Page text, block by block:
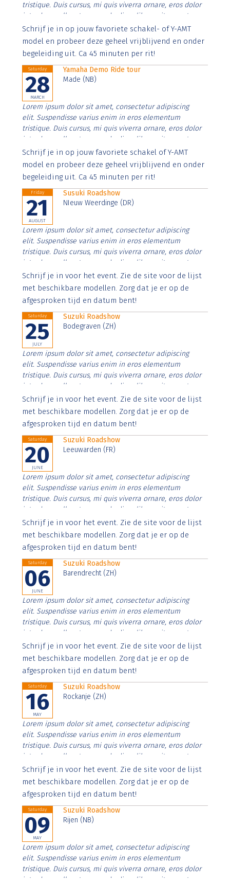
tristique. Duis cursus, mi quis viverra ornare, eros dolor
interdum nulla, ut commodo diam libero vitae erat.
Aenean faucibus nibh et justo cursus id rutrum lorem
imperdiet. Nunc ut sem vitae risus tristique posuere.
Schrijf je in op jouw favoriete schakel- of Y-AMT
model en probeer deze geheel vrijblijvend en onder
begeleiding uit. Ca 45 minuten per rit!
Saturday
28
MARCH
Yamaha Demo Ride tour
Made (NB)
Lorem ipsum dolor sit amet, consectetur adipiscing
elit. Suspendisse varius enim in eros elementum
tristique. Duis cursus, mi quis viverra ornare, eros dolor
interdum nulla, ut commodo diam libero vitae erat.
Aenean faucibus nibh et justo cursus id rutrum lorem
imperdiet. Nunc ut sem vitae risus tristique posuere.
Schrijf je in op jouw favoriete schakel of Y-AMT
model en probeer deze geheel vrijblijvend en onder
begeleiding uit. Ca 45 minuten per rit!
Friday
21
AUGUST
Susuki Roadshow
NIeuw Weerdinge (DR)
Lorem ipsum dolor sit amet, consectetur adipiscing
elit. Suspendisse varius enim in eros elementum
tristique. Duis cursus, mi quis viverra ornare, eros dolor
interdum nulla, ut commodo diam libero vitae erat.
Aenean faucibus nibh et justo cursus id rutrum lorem
imperdiet. Nunc ut sem vitae risus tristique posuere.
Schrijf je in voor het event. Zie de site voor de lijst
met beschikbare modellen. Zorg dat je er op de
afgesproken tijd en datum bent!
Saturday
25
JULY
Suzuki Roadshow
Bodegraven (ZH)
Lorem ipsum dolor sit amet, consectetur adipiscing
elit. Suspendisse varius enim in eros elementum
tristique. Duis cursus, mi quis viverra ornare, eros dolor
interdum nulla, ut commodo diam libero vitae erat.
Aenean faucibus nibh et justo cursus id rutrum lorem
imperdiet. Nunc ut sem vitae risus tristique posuere.
Schrijf je in voor het event. Zie de site voor de lijst
met beschikbare modellen. Zorg dat je er op de
afgesproken tijd en datum bent!
Saturday
20
JUNE
Suzuki Roadshow
Leeuwarden (FR)
Lorem ipsum dolor sit amet, consectetur adipiscing
elit. Suspendisse varius enim in eros elementum
tristique. Duis cursus, mi quis viverra ornare, eros dolor
interdum nulla, ut commodo diam libero vitae erat.
Aenean faucibus nibh et justo cursus id rutrum lorem
imperdiet. Nunc ut sem vitae risus tristique posuere.
Schrijf je in voor het event. Zie de site voor de lijst
met beschikbare modellen. Zorg dat je er op de
afgesproken tijd en datum bent!
Saturday
06
JUNE
Suzuki Roadshow
Barendrecht (ZH)
Lorem ipsum dolor sit amet, consectetur adipiscing
elit. Suspendisse varius enim in eros elementum
tristique. Duis cursus, mi quis viverra ornare, eros dolor
interdum nulla, ut commodo diam libero vitae erat.
Aenean faucibus nibh et justo cursus id rutrum lorem
imperdiet. Nunc ut sem vitae risus tristique posuere.
Schrijf je in voor het event. Zie de site voor de lijst
met beschikbare modellen. Zorg dat je er op de
afgesproken tijd en datum bent!
Saturday
16
MAY
Suzuki Roadshow
Rockanje (ZH)
Lorem ipsum dolor sit amet, consectetur adipiscing
elit. Suspendisse varius enim in eros elementum
tristique. Duis cursus, mi quis viverra ornare, eros dolor
interdum nulla, ut commodo diam libero vitae erat.
Aenean faucibus nibh et justo cursus id rutrum lorem
imperdiet. Nunc ut sem vitae risus tristique posuere.
Schrijf je in voor het event. Zie de site voor de lijst
met beschikbare modellen. Zorg dat je er op de
afgesproken tijd en datum bent!
Saturday
09
MAY
Suzuki Roadshow
Rijen (NB)
Lorem ipsum dolor sit amet, consectetur adipiscing
elit. Suspendisse varius enim in eros elementum
tristique. Duis cursus, mi quis viverra ornare, eros dolor
interdum nulla, ut commodo diam libero vitae erat.